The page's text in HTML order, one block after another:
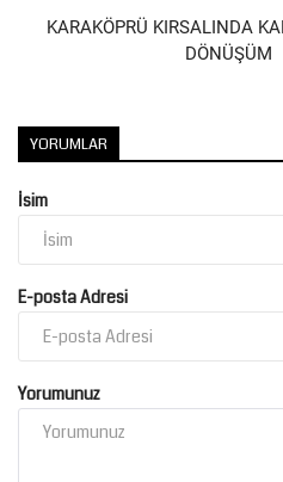
KARAKÖPRÜ KIRSALINDA
DÖNÜŞÜM
YORUMLAR
İsim
E-posta Adresi
Yorumunuz